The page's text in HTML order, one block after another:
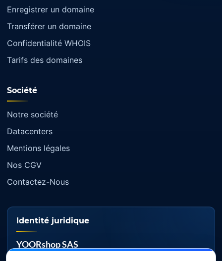
Enregistrer un domaine
Transférer un domaine
Confidentialité WHOIS
Tarifs des domaines
Société
Notre société
Datacenters
Mentions légales
Nos CGV
Contactez-Nous
Identité juridique
YOORshop SAS